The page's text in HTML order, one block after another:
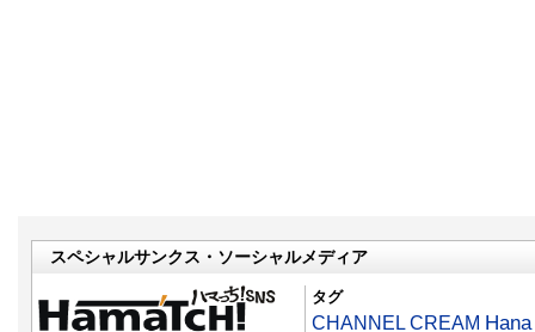
スペシャルサンクス・ソーシャルメディア
タグ
CHANNEL CREAM